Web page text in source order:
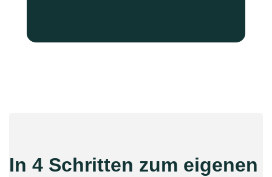
In 4 Schritten zum eigenen